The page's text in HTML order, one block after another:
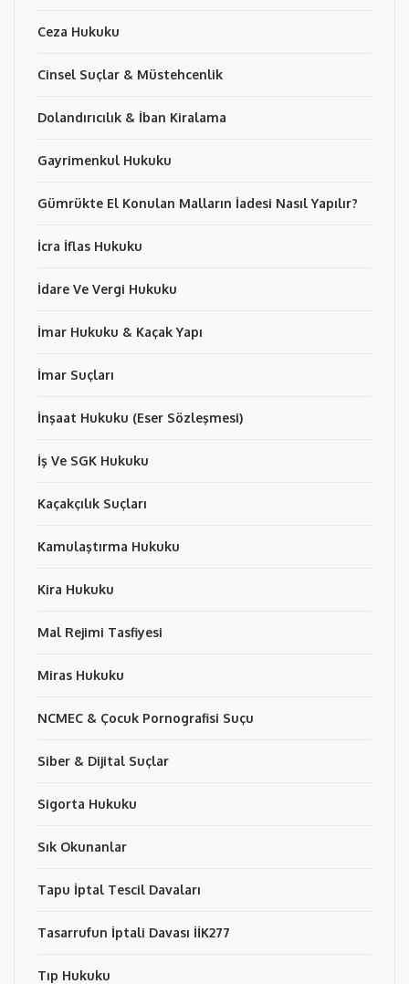
Ceza Hukuku
Cinsel Suçlar & Müstehcenlik
Dolandırıcılık & İban Kiralama
Gayrimenkul Hukuku
Gümrükte El Konulan Malların İadesi Nasıl Yapılır?
İcra İflas Hukuku
İdare Ve Vergi Hukuku
İmar Hukuku & Kaçak Yapı
İmar Suçları
İnşaat Hukuku (Eser Sözleşmesi)
İş Ve SGK Hukuku
Kaçakçılık Suçları
Kamulaştırma Hukuku
Kira Hukuku
Mal Rejimi Tasfiyesi
Miras Hukuku
NCMEC & Çocuk Pornografisi Suçu
Siber & Dijital Suçlar
Sigorta Hukuku
Sık Okunanlar
Tapu İptal Tescil Davaları
Tasarrufun İptali Davası İİK277
Tıp Hukuku